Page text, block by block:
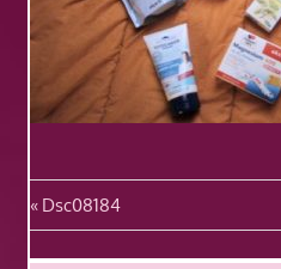
Vorheriger
Beitrag:
Dsc08184